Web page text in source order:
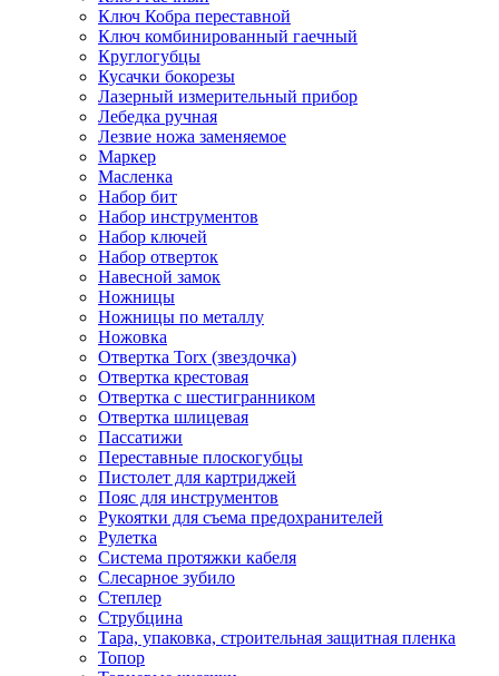
Ключ Кобра переставной
Ключ комбинированный гаечный
Круглогубцы
Кусачки бокорезы
Лазерный измерительный прибор
Лебедка ручная
Лезвие ножа заменяемое
Маркер
Масленка
Набор бит
Набор инструментов
Набор ключей
Набор отверток
Навесной замок
Ножницы
Ножницы по металлу
Ножовка
Отвертка Torx (звездочка)
Отвертка крестовая
Отвертка с шестигранником
Отвертка шлицевая
Пассатижи
Переставные плоскогубцы
Пистолет для картриджей
Пояс для инструментов
Рукоятки для съема предохранителей
Рулетка
Система протяжки кабеля
Слесарное зубило
Степлер
Струбцина
Тара, упаковка, строительная защитная пленка
Топор